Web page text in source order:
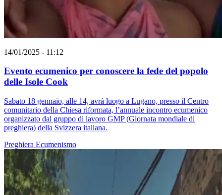
14/01/2025 - 11:12
Evento ecumenico per conoscere la fede del popolo
delle Isole Cook
Sabato 18 gennaio, alle 14, avrà luogo a Lugano, presso il Centro
comunitario della Chiesa riformata, l’annuale incontro ecumenico
organizzato dal gruppo di lavoro GMP (Giornata mondiale di
preghiera) della Svizzera italiana.
Preghiera Ecumenismo